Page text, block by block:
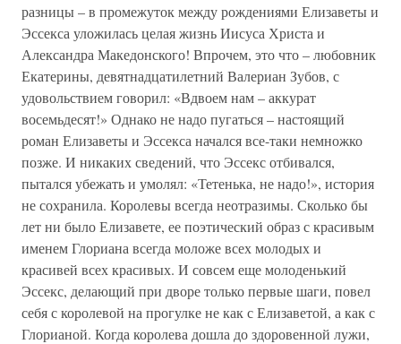
разницы – в промежуток между рождениями Елизаветы и
Эссекса уложилась целая жизнь Иисуса Христа и
Александра Македонского! Впрочем, это что – любовник
Екатерины, девятнадцатилетний Валериан Зубов, с
удовольствием говорил: «Вдвоем нам – аккурат
восемьдесят!» Однако не надо пугаться – настоящий
роман Елизаветы и Эссекса начался все-таки немножко
позже. И никаких сведений, что Эссекс отбивался,
пытался убежать и умолял: «Тетенька, не надо!», история
не сохранила. Королевы всегда неотразимы. Сколько бы
лет ни было Елизавете, ее поэтический образ с красивым
именем Глориана всегда моложе всех молодых и
красивей всех красивых. И совсем еще молоденький
Эссекс, делающий при дворе только первые шаги, повел
себя с королевой на прогулке не как с Елизаветой, а как с
Глорианой. Когда королева дошла до здоровенной лужи,